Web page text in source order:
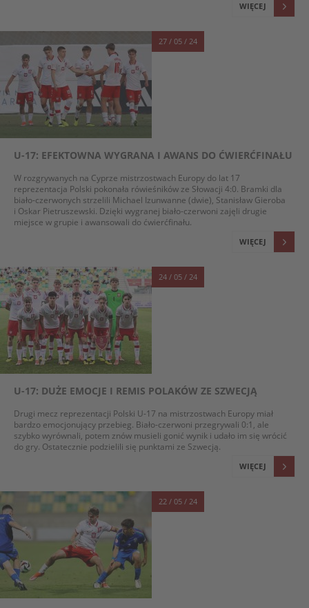
WIĘCEJ
27 / 05 / 24
U-17: EFEKTOWNA WYGRANA I AWANS DO ĆWIERĆFINAŁU
W rozgrywanych na Cyprze mistrzostwach Europy do lat 17
reprezentacja Polski pokonała rówieśników ze Słowacji 4:0. Bramki dla
biało-czerwonych strzelili Michael Izunwanne (dwie), Stanisław Gieroba
i Oskar Pietruszewski. Dzięki wygranej biało-czerwoni zajęli drugie
miejsce w grupie i awansowali do ćwierćfinału.
WIĘCEJ
24 / 05 / 24
U-17: DUŻE EMOCJE I REMIS POLAKÓW ZE SZWECJĄ
Drugi mecz reprezentacji Polski U-17 na mistrzostwach Europy miał
bardzo emocjonujący przebieg. Biało-czerwoni przegrywali 0:1, ale
szybko wyrównali, potem znów musieli gonić wynik i udało im się wrócić
do gry. Ostatecznie podzielili się punktami ze Szwecją.
WIĘCEJ
22 / 05 / 24